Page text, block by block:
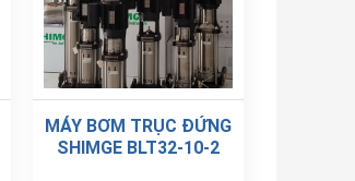
MÁY BƠM TRỤC ĐỨNG
SHIMGE BLT32-10-2